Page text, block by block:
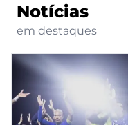
Notícias
em destaques